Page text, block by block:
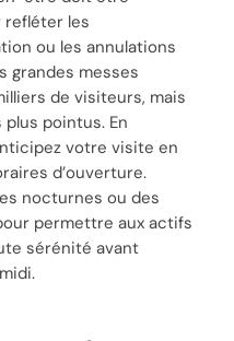
refléter les
ou les annulations
grandes messes
de visiteurs, mais
pointus. En
votre visite en
d’ouverture.
nocturnes ou des
permettre aux actifs
sérénité avant